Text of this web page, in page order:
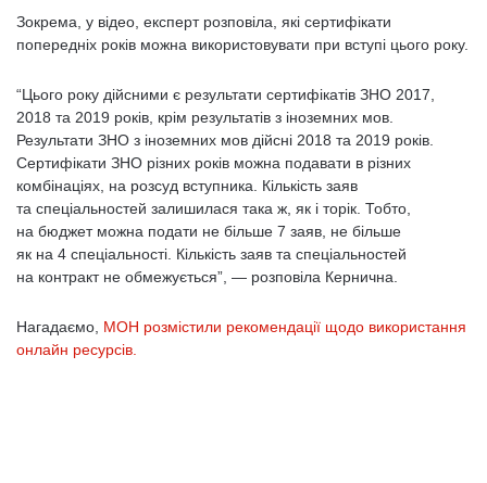
Зокрема, у відео, експерт розповіла, які сертифікати
попередніх років можна використовувати при вступі цього року.
“Цього року дійсними є результати сертифікатів ЗНО 2017,
2018 та 2019 років, крім результатів з іноземних мов.
Результати ЗНО з іноземних мов дійсні 2018 та 2019 років.
Сертифікати ЗНО різних років можна подавати в різних
комбінаціях, на розсуд вступника. Кількість заяв
та спеціальностей залишилася така ж, як і торік. Тобто,
на бюджет можна подати не більше 7 заяв, не більше
як на 4 спеціальності. Кількість заяв та спеціальностей
на контракт не обмежується”, — розповіла Кернична.
Нагадаємо, МОН розмістили рекомендації щодо використання
онлайн ресурсів.